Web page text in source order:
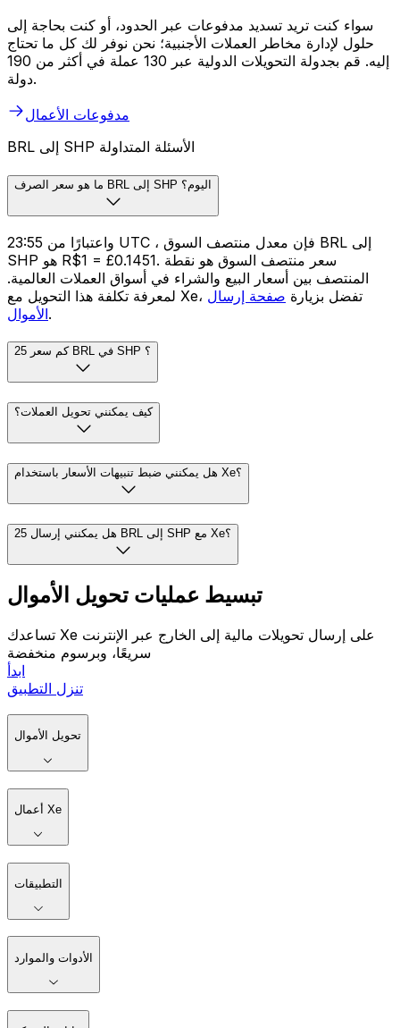
سواء كنت تريد تسديد مدفوعات عبر الحدود، أو كنت بحاجة إلى
حلول لإدارة مخاطر العملات الأجنبية؛ نحن نوفر لك كل ما تحتاج
إليه. قم بجدولة التحويلات الدولية عبر 130 عملة في أكثر من 190
دولة.
مدفوعات الأعمال
BRL إلى SHP الأسئلة المتداولة
ما هو سعر الصرف BRL إلى SHP اليوم؟
واعتبارًا من 23:55 UTC ، فإن معدل منتصف السوق BRL إلى
SHP هو R$1 = £0.1451. سعر منتصف السوق هو نقطة
المنتصف بين أسعار البيع والشراء في أسواق العملات العالمية.
لمعرفة تكلفة هذا التحويل مع Xe، تفضل بزيارة صفحة إرسال
الأموال.
كم سعر 25 BRL في SHP ؟
كيف يمكنني تحويل العملات؟
هل يمكنني ضبط تنبيهات الأسعار باستخدام Xe؟
هل يمكنني إرسال 25 BRL إلى SHP مع Xe؟
تبسيط عمليات تحويل الأموال
تساعدك Xe على إرسال تحويلات مالية إلى الخارج عبر الإنترنت
سريعًا، وبرسوم منخفضة
ابدأ
تنزل التطبيق
تحويل الأموال
أعمال Xe
التطبيقات
الأدوات والموارد